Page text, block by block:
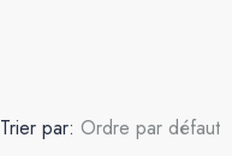
Trier par: Ordre par défaut